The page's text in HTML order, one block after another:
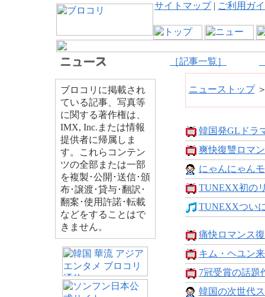
サイトマップ| ご利用ガ
［記事一覧］
ブロコリに掲載され
ている記事、写真等
に関する著作権は、
IMX, Inc.または情報
提供者に帰属しま
す。これらコンテン
ツの全部または一部
を複製･公開･送信･頒
布･譲渡･貸与･翻訳･
翻案･使用許諾･転載
などをすることはで
きません。
ニューストップ
韓国発GLドラ
爽快復讐ロマ
にゃんにゃん
TUNEXX初の
TUNEXXつい
痛快ロマンス
キム・ヘユン
7冠受賞の話題
韓国の次世代